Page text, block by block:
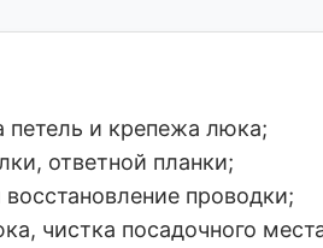
петель и крепежа люка;
ответной планки;
проводки;
чистка посадочного